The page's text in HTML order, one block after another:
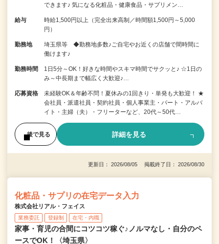
できます♪ 気になる化粧品・健康食品・サプリメン…
給与
時給1,500円以上（完全出来高制／時間額1,500円～5,000
円）
勤務地
埼玉県等 ◆勤務地多数♪ご自宅やお近くの店舗で間時間に
働けます♪
勤務時間
1日5分～OK！好きな時間やスキマ時間でサクッと♪ ☆1日の
み～中長期まで幅広く大歓迎♪…
応募資格
未経験OK＆年齢不問！夏休みの1回きり・単発も大歓迎！ ★
会社員・派遣社員・契約社員・個人事業主・パート・アルバ
イト・主婦（夫）・フリーターなど、20代～50代…
後で見る 詳細を見る
更新日： 2026/08/05 掲載終了日： 2026/08/30
化粧品・サプリの在宅データ入力
株式会社リアル・フェイス
業務委託 登録制 在宅・内職
家事・育児の合間にコツコツ稼ぐ♪ノルマなし・自分のペ
ースでOK！〈埼玉県〉